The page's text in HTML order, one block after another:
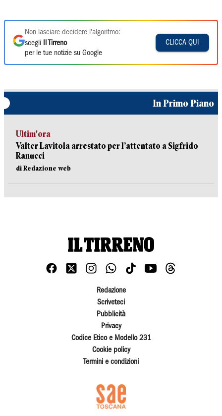
Non lasciare decidere l'algoritmo:
scegli
Il Tirreno
per le tue notizie su Google
CLICCA QUI
In Primo Piano
Ultim'ora
Valter Lavitola arrestato per l’attentato a Sigfrido
Ranucci
di Redazione web
Redazione
Scriveteci
Pubblicità
Privacy
Codice Etico e Modello 231
Cookie policy
Termini e condizioni